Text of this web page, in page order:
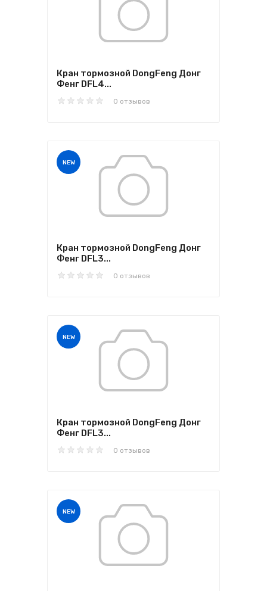
Кран тормозной DongFeng Донг
Фенг DFL4...
0 отзывов
NEW
Кран тормозной DongFeng Донг
Фенг DFL3...
0 отзывов
NEW
Кран тормозной DongFeng Донг
Фенг DFL3...
0 отзывов
NEW